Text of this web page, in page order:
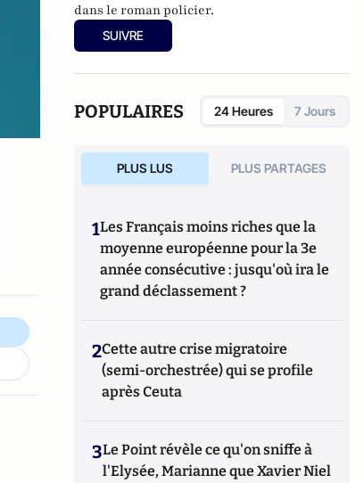
dans le roman policier.
SUIVRE
POPULAIRES 24 Heures 7 Jours
PLUS LUS PLUS PARTAGES
1Les Français moins riches que la
moyenne européenne pour la 3e
année consécutive : jusqu'où ira le
grand déclassement ?
2Cette autre crise migratoire
(semi-orchestrée) qui se profile
après Ceuta
3Le Point révèle ce qu'on sniffe à
l'Elysée, Marianne que Xavier Niel